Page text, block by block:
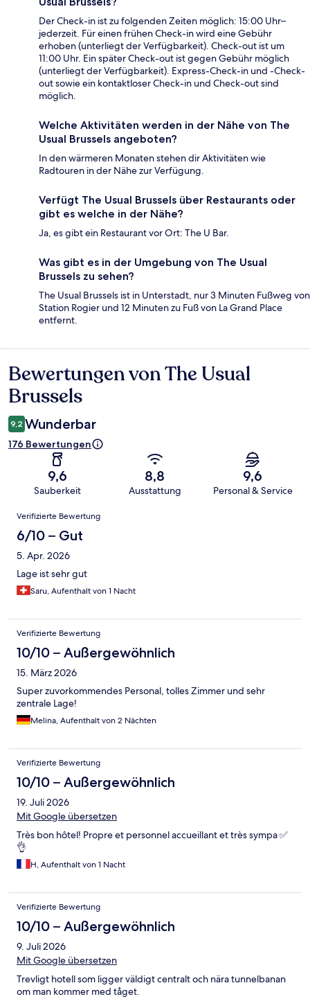
Der Check-in ist zu folgenden Zeiten möglich: 15:00 Uhr–
jederzeit. Für einen frühen Check-in wird eine Gebühr
erhoben (unterliegt der Verfügbarkeit). Check-out ist um
11:00 Uhr. Ein später Check-out ist gegen Gebühr möglich
(unterliegt der Verfügbarkeit). Express-Check-in und -Check-
out sowie ein kontaktloser Check-in und Check-out sind
möglich.
Welche Aktivitäten werden in der Nähe von The
Usual Brussels angeboten?
In den wärmeren Monaten stehen dir Aktivitäten wie
Radtouren in der Nähe zur Verfügung.
Verfügt The Usual Brussels über Restaurants oder
gibt es welche in der Nähe?
Ja, es gibt ein Restaurant vor Ort: The U Bar.
Was gibt es in der Umgebung von The Usual
Brussels zu sehen?
The Usual Brussels ist in Unterstadt, nur 3 Minuten Fußweg von
Station Rogier und 12 Minuten zu Fuß von La Grand Place
entfernt.
Bewertungen
Bewertungen von The Usual
Brussels
9,2 Wunderbar
176 Bewertungen
9,6
Sauberkeit
8,8
Ausstattung
9,6
Personal & Service
Bewertungen
Verifizierte Bewertung
6/10 – Gut
5. Apr. 2026
Lage ist sehr gut
Saru, Aufenthalt von 1 Nacht
Verifizierte Bewertung
10/10 – Außergewöhnlich
15. März 2026
Super zuvorkommendes Personal, tolles Zimmer und sehr
zentrale Lage!
Melina, Aufenthalt von 2 Nächten
Verifizierte Bewertung
10/10 – Außergewöhnlich
19. Juli 2026
Mit Google übersetzen
Très bon hôtel! Propre et personnel accueillant et très sympa ✅
👌
H, Aufenthalt von 1 Nacht
Verifizierte Bewertung
10/10 – Außergewöhnlich
9. Juli 2026
Mit Google übersetzen
Trevligt hotell som ligger väldigt centralt och nära tunnelbanan
om man kommer med tåget.